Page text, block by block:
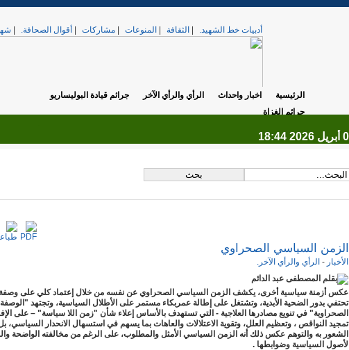
أدبيات خط الشهيد. الثقافة المنوعات مشاركات أقوال الصحافة.
الرئيسية اخبار واحداث الرأي والرأي الآخر
جرائم قيادة البوليساريو
جرائم الغزاة
الزمن السياسي الصحراوي
الأخبار - الرأي والرأي الآخر.
بقلم المصطفى عبد الدائم
عكس أزمنة سياسية أخرى، يكشف الزمن السياسي الصحراوي عن نفسه من خلال إعتماد كلي على
تحتفي بدور الضحية الأبدية، وتشتغل على إطالة عمربكاء مستمر على الأطلال السياسية، وتجتهد "الوصفة
الصحراوية" في تنويع مصادرها العلاجية - التي تستهدف بالأساس إعلاء شأن "زمن اللا سياسة" – على
تمجيد النواقص ، وتعظيم العلل، وتقوية الاعتلالات والعاهات بما يسهم في استسهال الانحدار السياسي،
الشعور به والتوهم عكس ذلك أنه الزمن السياسي الأمثل والمطلوب، على الرغم من مخالفته الواضحة
لأصول السياسية وضوابطها .